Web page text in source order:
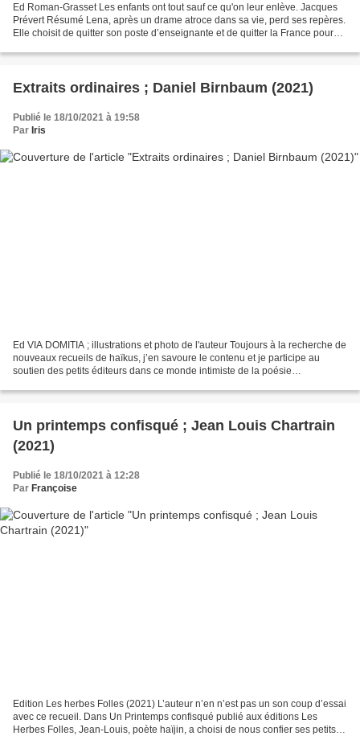
Ed Roman-Grasset Les enfants ont tout sauf ce qu'on leur enlève. Jacques
Prévert Résumé Lena, après un drame atroce dans sa vie, perd ses repères.
Elle choisit de quitter son poste d’enseignante et de quitter la France pour
Extraits ordinaires ; Daniel Birnbaum (2021)
Publié le 18/10/2021 à 19:58
Par Iris
Ed VIA DOMITIA ; illustrations et photo de l'auteur Toujours à la recherche de
nouveaux recueils de haïkus, j’en savoure le contenu et je participe au
soutien des petits éditeurs dans ce monde intimiste de la poésie
Un printemps confisqué ; Jean Louis Chartrain
(2021)
Publié le 18/10/2021 à 12:28
Par Françoise
Edition Les herbes Folles (2021) L’auteur n’en n’est pas un son coup d’essai
avec ce recueil. Dans Un Printemps confisqué publié aux éditions Les
Herbes Folles, Jean-Louis, poète haïjin, a choisi de nous confier ses petits